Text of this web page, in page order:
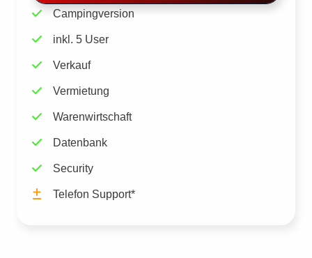
Campingversion
inkl. 5 User
Verkauf
Vermietung
Warenwirtschaft
Datenbank
Security
Telefon Support*